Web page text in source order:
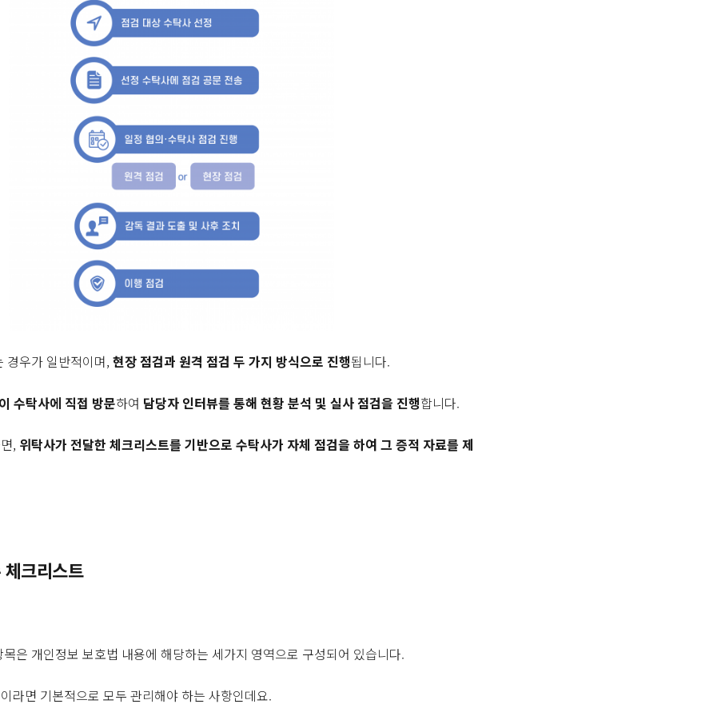
경우가 일반적이며,현장 점검과 원격 점검 두 가지 방식으로 진행됩니다.
수탁사에 직접 방문하여 담당자 인터뷰를 통해 현황 분석 및 실사 점검을 진행합니다.
, 위탁사가 전달한 체크리스트를 기반으로 수탁사가 자체 점검을 하여 그 증적 자료를 제
크리스트
은 개인정보 보호법 내용에 해당하는 세가지 영역으로 구성되어 있습니다.
라면 기본적으로 모두 관리해야 하는 사항인데요.